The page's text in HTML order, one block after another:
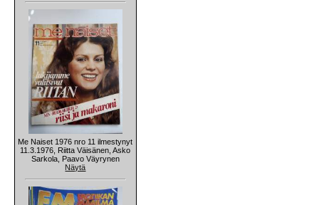
Me Naiset 1976 nro 11 ilmestynyt
11.3.1976, Riitta Väisänen, Asko
Sarkola, Paavo Väyrynen
Näytä